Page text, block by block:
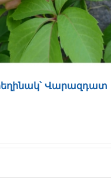
Վարազդատ